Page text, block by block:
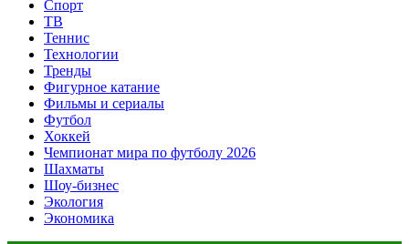
Спорт
ТВ
Теннис
Технологии
Тренды
Фигурное катание
Фильмы и сериалы
Футбол
Хоккей
Чемпионат мира по футболу 2026
Шахматы
Шоу-бизнес
Экология
Экономика